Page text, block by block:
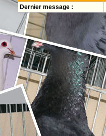
Dernier message :